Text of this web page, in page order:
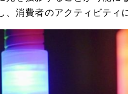
、消費者のアクティビティ